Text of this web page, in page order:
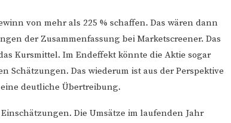
von mehr als 225 % schaffen. Das wären dann
der Zusammenfassung bei Marketscreener. Das
Kursmittel. Im Endeffekt könnte die Aktie sogar
Schätzungen. Das wiederum ist aus der Perspektive
deutliche Übertreibung.
Die Umsätze im laufenden Jahr